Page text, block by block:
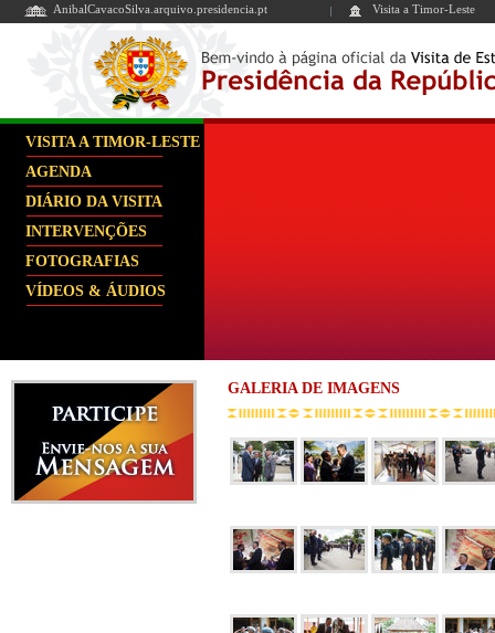
AnibalCavacoSilva.arquivo.presidencia.pt Visita a Timor-Leste
VISITA A TIMOR-LESTE
AGENDA
DIÁRIO DA VISITA
INTERVENÇÕES
FOTOGRAFIAS
VÍDEOS & ÁUDIOS
GALERIA DE IMAGENS